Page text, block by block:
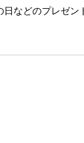
日などのプレゼン